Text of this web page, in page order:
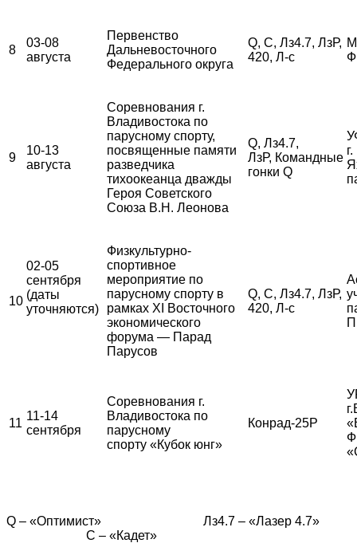
8
03-08
августа
Первенство
Дальневосточного
Федерального округа
Q, С, Лз4.7, ЛзР,
420, Л-с
9
10-13
августа
Соревнования г.
Владивостока по
парусному спорту,
посвященные памяти
разведчика
тихоокеанца дважды
Героя Советского
Союза В.Н. Леонова
Q, Лз4.7,
ЛзР, Командные
гонки Q
10
02-05
сентября
(даты
уточняются)
Физкультурно-
спортивное
мероприятие по
парусному спорту в
рамках XI Восточного
экономического
форума — Парад
Парусов
Q, С, Лз4.7, ЛзР,
420, Л-с
11
11-14
сентября
Соревнования г.
Владивостока по
парусному
спорту «Кубок юнг»
Конрад-25Р
Q – «Оптимист» Лз4.7 – «Лазер 4.7»
С – «Кадет»